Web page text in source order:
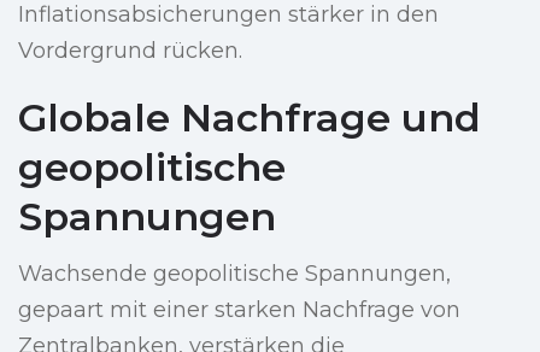
Inflationsabsicherungen stärker in den
Vordergrund rücken.
Globale Nachfrage und
geopolitische
Spannungen
Wachsende geopolitische Spannungen,
gepaart mit einer starken Nachfrage von
Zentralbanken, verstärken die